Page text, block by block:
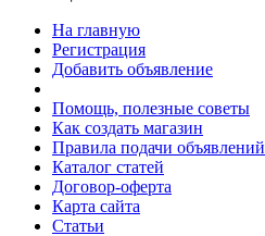
На главную
Регистрация
Добавить объявление
Помощь, полезные советы
Как создать магазин
Правила подачи объявлений
Каталог статей
Договор-оферта
Карта сайта
Статьи